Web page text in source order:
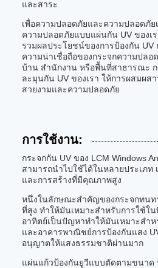
และสาระ
เพื่อความปลอดภัยและความปลอดภั
ความปลอดภัยแบบแผ่นกัน UV ของ
รวมผลประโยชน์ของการป้องกัน UV
ความน่าเชื่อถือของกระจกความปลอ
บ้าน สํานักงาน หรือพื้นที่สาธารณะ
ละมุนกัน UV ของเรา ให้การผสมผ
สวยงามและความปลอดภัย
การใช้งาน:
กระจกกัน UV ของ LCM Windows
สามารถนําไปใช้ได้ในหลายประเภ
และการสร้างที่มีคุณภาพสูง
หนึ่งในลักษณะสําคัญของกระจกทน
ที่สูง ทําให้มันเหมาะสําหรับการใช้ใ
อาทิตย์เป็นปัญหาทําให้มันเหมาะสํา
และอาคารพาณิชย์การป้องกันแสง
อนุญาตให้แสงธรรมชาติผ่านมาก
แผ่นแก้วป้องกันยูวีแบบตัดตามขนาด